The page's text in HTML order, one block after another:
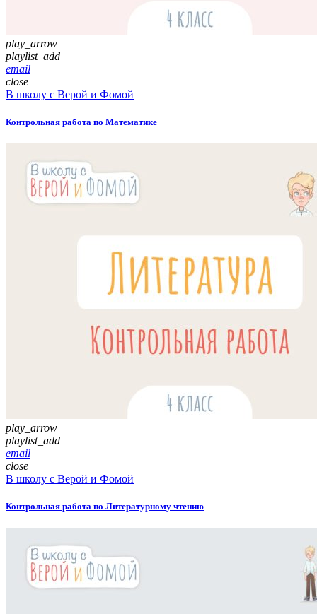
play_arrow
playlist_add
email
close
В школу с Верой и Фомой
Контрольная работа по Математике
play_arrow
playlist_add
email
close
В школу с Верой и Фомой
Контрольная работа по Литературному чтению